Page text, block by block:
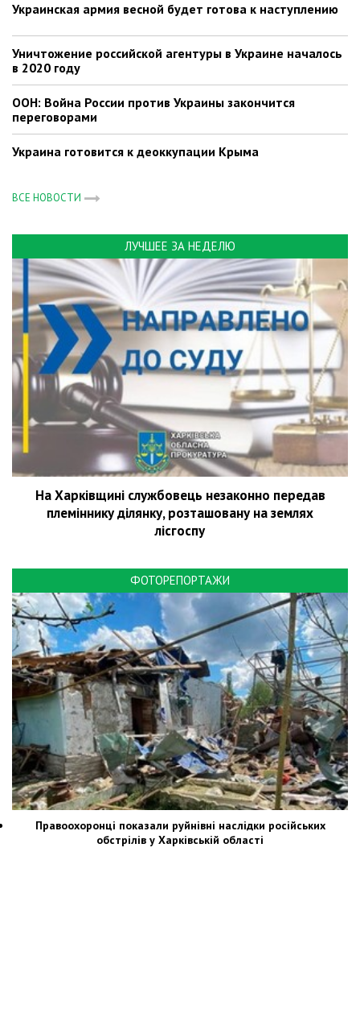
Украинская армия весной будет готова к наступлению
Уничтожение российской агентуры в Украине началось
в 2020 году
ООН: Война России против Украины закончится
переговорами
Украина готовится к деоккупации Крыма
ВСЕ НОВОСТИ
ЛУЧШЕЕ ЗА НЕДЕЛЮ
На Харківщині службовець незаконно передав
племіннику ділянку, розташовану на землях
лісгоспу
ФОТОРЕПОРТАЖИ
Правоохоронці показали руйнівні наслідки російських
обстрілів у Харківській області